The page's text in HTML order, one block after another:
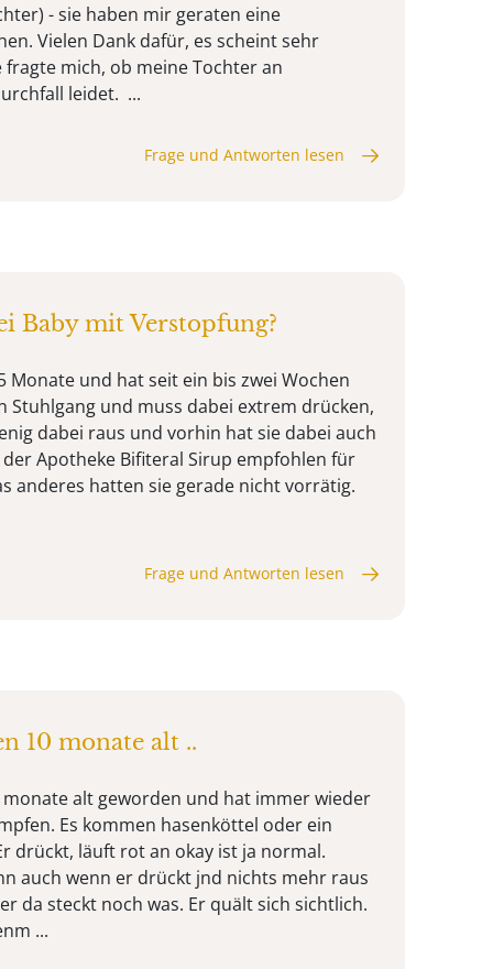
- sie haben mir geraten eine
Vielen Dank dafür, es scheint sehr
fragte mich, ob meine Tochter an
leidet. ...
Frage und Antworten lesen
Baby mit Verstopfung?
Monate und hat seit ein bis zwei Wochen
Stuhlgang und muss dabei extrem drücken,
dabei raus und vorhin hat sie dabei auch
Apotheke Bifiteral Sirup empfohlen für
anderes hatten sie gerade nicht vorrätig.
Frage und Antworten lesen
10 monate alt ..
alt geworden und hat immer wieder
Es kommen hasenköttel oder ein
drückt, läuft rot an okay ist ja normal.
auch wenn er drückt jnd nichts mehr raus
da steckt noch was. Er quält sich sichtlich.
...